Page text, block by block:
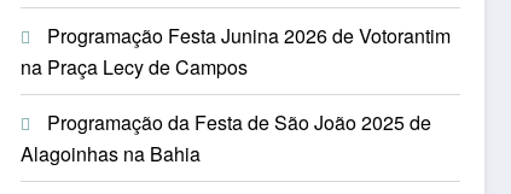
Programação Festa Junina 2026 de Votorantim
na Praça Lecy de Campos
Programação da Festa de São João 2025 de
Alagoinhas na Bahia